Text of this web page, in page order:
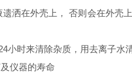
在外壳上， 否则会在外壳
时来清除杂质，用去离子水清
仪器的寿命